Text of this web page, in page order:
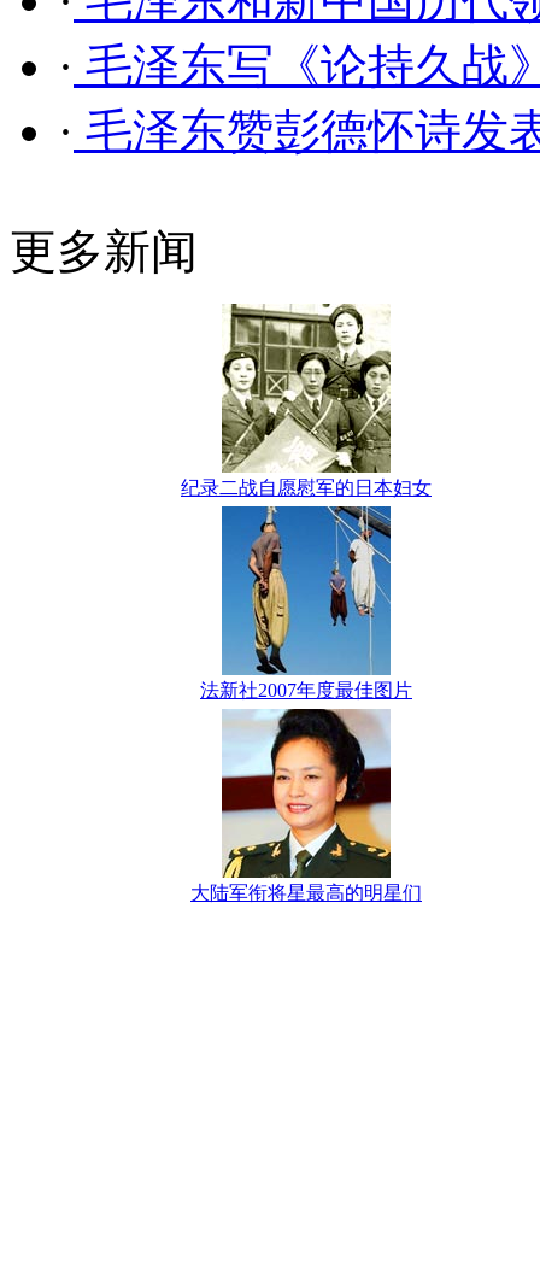
· 毛泽东写《论持久战
· 毛泽东赞彭德怀诗发
更多新闻
纪录二战自愿慰军的日本妇女
法新社2007年度最佳图片
大陆军衔将星最高的明星们